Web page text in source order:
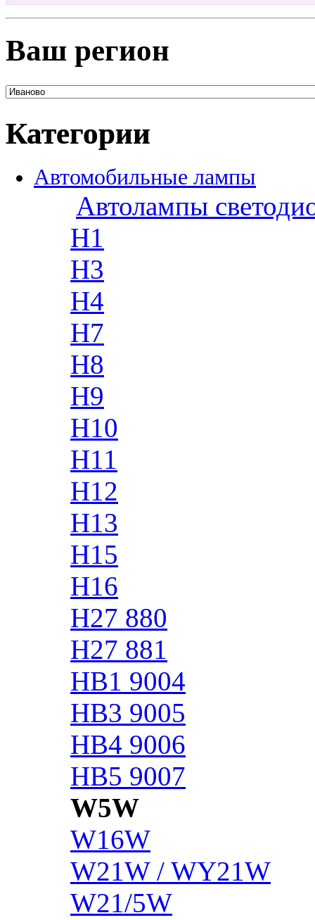
Ваш регион
Категории
Автомобильные лампы
Автолампы
H1
H3
H4
H7
H8
H9
H10
H11
H12
H13
H15
H16
H27 880
H27 881
HB1 9004
HB3 9005
HB4 9006
HB5 9007
W5W
W16W
W21W / WY21W
W21/5W